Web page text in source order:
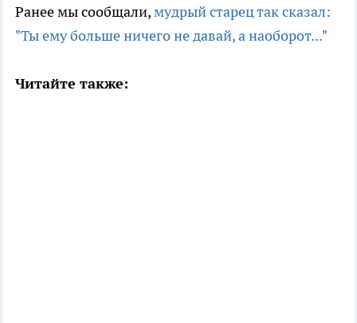
Ранее мы сообщали,мудрый старец так сказал:
"Ты ему больше ничего не давай, а наоборот..."
Читайте также: